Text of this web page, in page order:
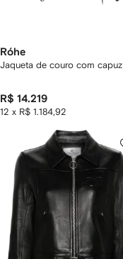
Róhe
Jaqueta de couro com capuz
R$ 14.219
12 x R$ 1.184,92